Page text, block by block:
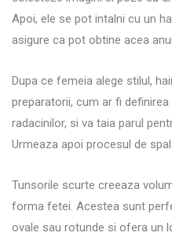
Apoi, ele se pot intalni cu un
asigure ca pot obtine acea
Dupa ce femeia alege stilul,
preparatorii, cum ar fi
radacinilor, si va taia parul
Urmeaza apoi procesul de
Tunsorile scurte creeaza
forma fetei. Acestea sunt
ovale sau rotunde si ofera un